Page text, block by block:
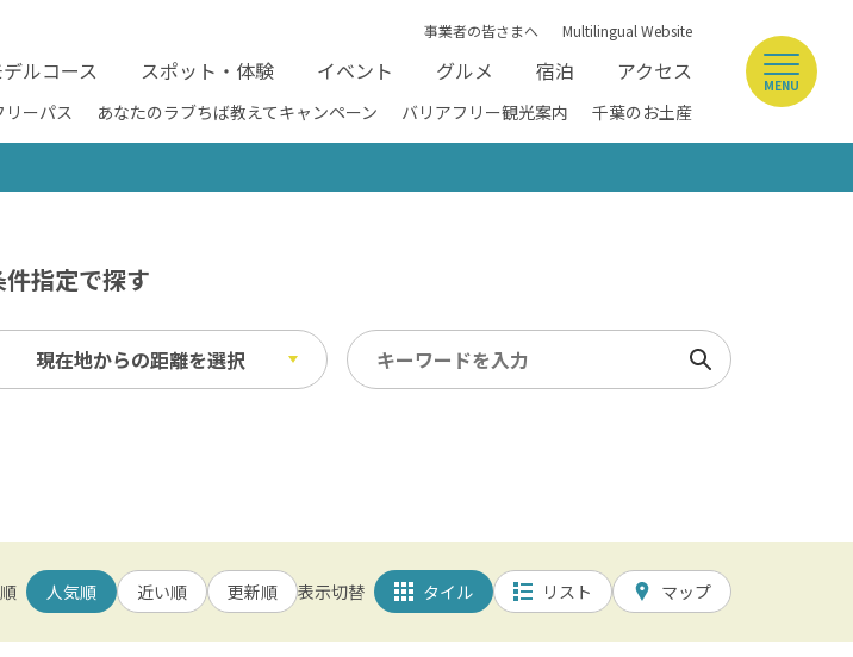
事業者の皆さまへ Multilingual Website
ルコース スポット・体験 イベント グルメ 宿泊 アクセス
ーパス あなたのラブちば教えてキャンペーン バリアフリー観光案内 千葉のお土産
MENU
件指定で探す
現在地からの距離を選択 検索
刻み食対応 アレルギー対応
車いすの貸出 筆談対応
東葛飾
人気順 近い順 更新順 表示切替 タイル リスト マップ